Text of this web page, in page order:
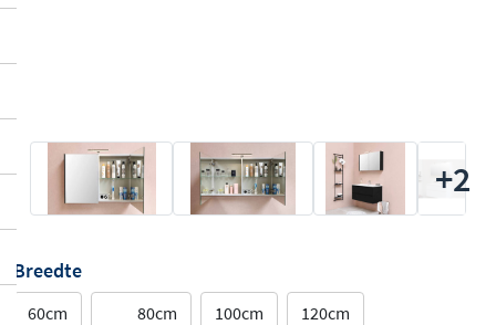
+2
Breedte
60cm 80cm 100cm 120cm